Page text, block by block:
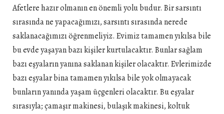
Afetlere hazır olmanın en önemli yolu budur. Bir sarsıntı
sırasında ne yapacağımızı, sarsıntı sırasında nerede
saklanacağımızı öğrenmeliyiz. Evimiz tamamen yıkılsa bile
bu evde yaşayan bazı kişiler kurtulacaktır. Bunlar sağlam
bazı eşyaların yanına saklanan kişiler olacaktır. Evlerimizde
bazı eşyalar bina tamamen yıkılsa bile yok olmayacak
bunların yanında yaşam üçgenleri olacaktır. Bu eşyalar
sırasıyla; çamaşır makinesi, bulaşık makinesi, koltuk